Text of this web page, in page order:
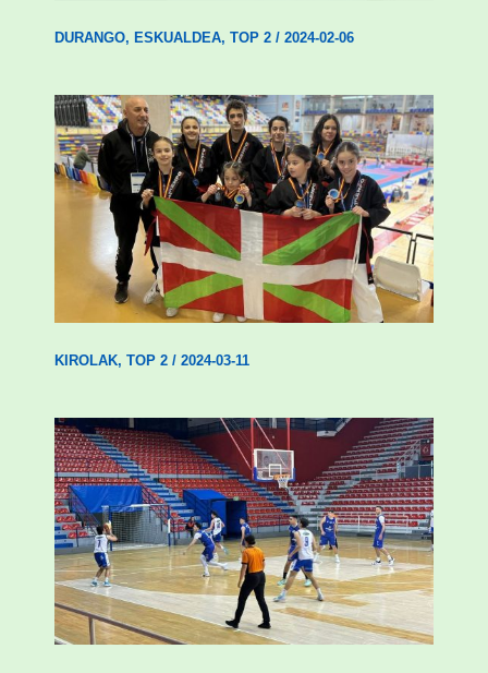
DURANGO, ESKUALDEA, TOP 2/ 2024-02-06
Wadokan garaile Espainiako txapelketan
14 dominarekin
KIROLAK, TOP 2/ 2024-03-11
Gizonezkoen Tabirakoren garaipen
erosoa Unamunoren aurka (59-77)